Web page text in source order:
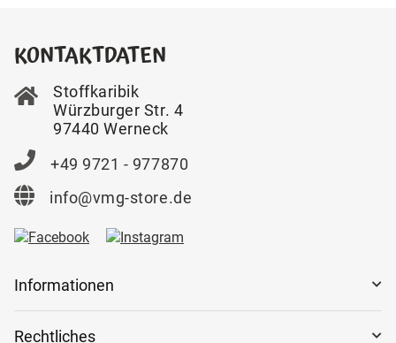
KONTAKTDATEN
Stoffkaribik
Würzburger Str. 4
97440 Werneck
+49 9721 - 977870
info@vmg-store.de
Informationen
Rechtliches